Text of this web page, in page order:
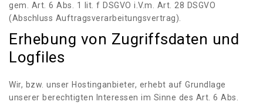
gem. Art. 6 Abs. 1 lit. f DSGVO i.V.m. Art. 28 DSGVO
(Abschluss Auftragsverarbeitungsvertrag).
Erhebung von Zugriffsdaten und
Logfiles
Wir, bzw. unser Hostinganbieter, erhebt auf Grundlage
unserer berechtigten Interessen im Sinne des Art. 6 Abs.